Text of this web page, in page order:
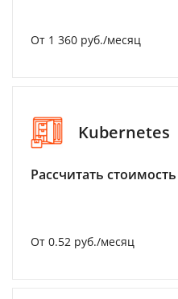
От 1 360 руб./месяц
Kubernetes
Рассчитать
От 0.52 руб./месяц